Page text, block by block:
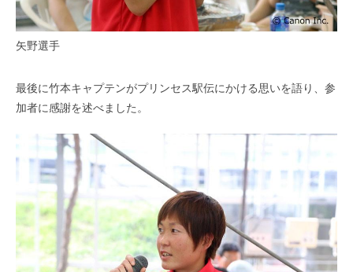
矢野選手
最後に竹本キャプテンがプリンセス駅伝にかける思いを語り、参
加者に感謝を述べました。